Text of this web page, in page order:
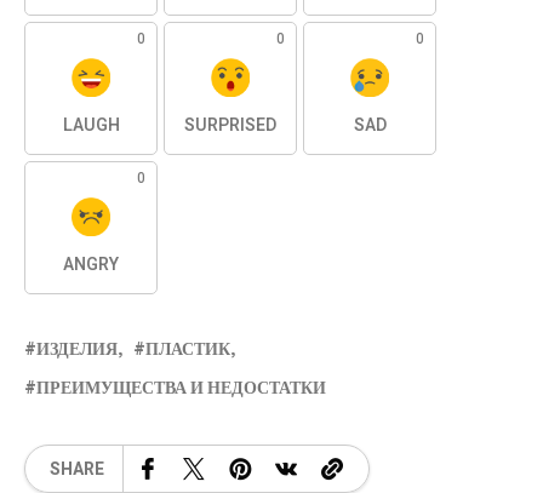
0
LAUGH
0
SURPRISED
0
SAD
0
ANGRY
ИЗДЕЛИЯ
ПЛАСТИК
ПРЕИМУЩЕСТВА И НЕДОСТАТКИ
SHARE